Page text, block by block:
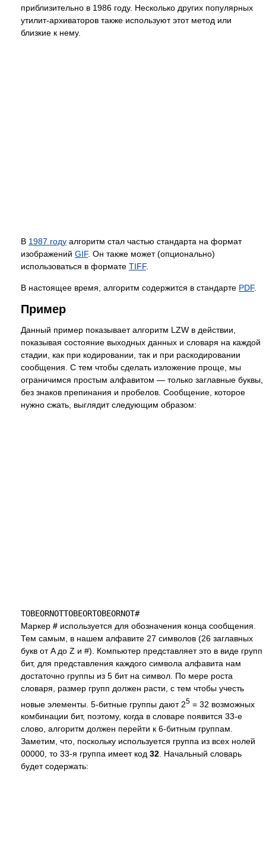
приблизительно в 1986 году. Несколько других популярных
утилит-архиваторов также используют этот метод или
близкие к нему.
В 1987 году алгоритм стал частью стандарта на формат
изображений GIF. Он также может (опционально)
использоваться в формате TIFF.
В настоящее время, алгоритм содержится в стандарте PDF.
Пример
Данный пример показывает алгоритм LZW в действии,
показывая состояние выходных данных и словаря на каждой
стадии, как при кодировании, так и при раскодировании
сообщения. С тем чтобы сделать изложение проще, мы
ограничимся простым алфавитом — только заглавные буквы,
без знаков препинания и пробелов. Сообщение, которое
нужно сжать, выглядит следующим образом:
Маркер # используется для обозначения конца сообщения.
Тем самым, в нашем алфавите 27 символов (26 заглавных
букв от A до Z и #). Компьютер представляет это в виде групп
бит, для представления каждого символа алфавита нам
достаточно группы из 5 бит на символ. По мере роста
словаря, размер групп должен расти, с тем чтобы учесть
новые элементы. 5-битные группы дают 25 = 32 возможных
комбинации бит, поэтому, когда в словаре появится 33-е
слово, алгоритм должен перейти к 6-битным группам.
Заметим, что, поскольку используется группа из всех нолей
00000, то 33-я группа имеет код 32. Начальный словарь
будет содержать: